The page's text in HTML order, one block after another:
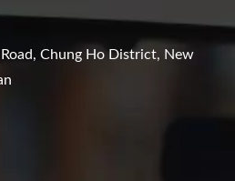
Chung Ho District, New